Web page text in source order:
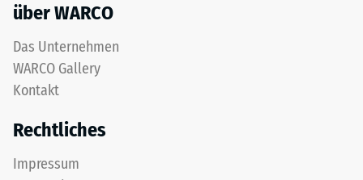
über WARCO
Das Unternehmen
WARCO Gallery
Kontakt
Rechtliches
Impressum